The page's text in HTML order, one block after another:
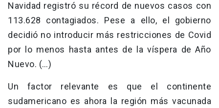
Navidad registró su récord de nuevos casos con
113.628 contagiados. Pese a ello, el gobierno
decidió no introducir más restricciones de Covid
por lo menos hasta antes de la víspera de Año
Nuevo. (…)
Un factor relevante es que el continente
sudamericano es ahora la región más vacunada